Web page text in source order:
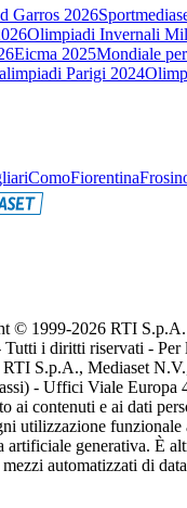
Garros 2026
Olimpiadi Invernali
Eicma 2025Mondiale
Parigi 2024
ComoFiorentina
© 1999-2026 RTI
Tutti i diritti riservati - Per
S.p.A., Mediaset
- Uffici Viale Europa
ai contenuti e ai dati
utilizzazione funzionale
artificiale generativa. È
automatizzati di